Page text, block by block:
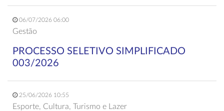
06/07/2026 06:00
Gestão
PROCESSO SELETIVO SIMPLIFICADO
003/2026
25/06/2026 10:55
Esporte, Cultura, Turismo e Lazer